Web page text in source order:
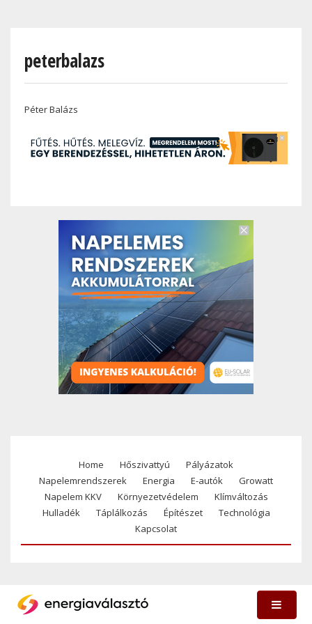
contentpeterbalazs
Péter Balázs
Footer
menu
Home Hőszivattyú
Pályázatok
Napelemrendszerek
Energia E-autók
Growatt
Napelem KKV
Környezetvédelem
Klímváltozás
Hulladék
Táplálkozás Építészet
Technológia
Kapcsolat